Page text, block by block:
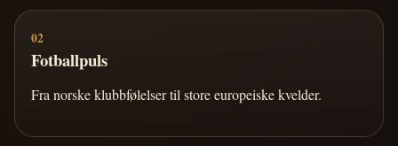
02
Fotballpuls
Fra norske klubbfølelser til store europeiske kvelder.